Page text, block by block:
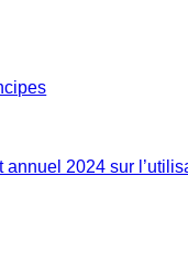
annuel 2024 sur